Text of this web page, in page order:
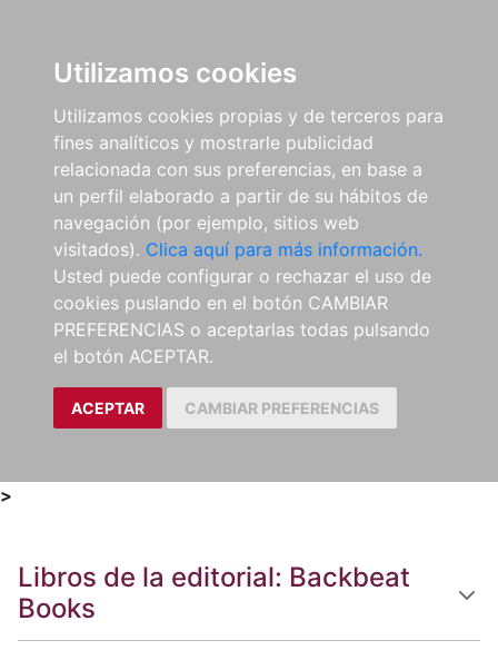
Utilizamos cookies
Utilizamos cookies propias y de terceros para
fines analíticos y mostrarle publicidad
relacionada con sus preferencias, en base a
un perfil elaborado a partir de su hábitos de
navegación (por ejemplo, sitios web
visitados). Clica aquí para más información.
Usted puede configurar o rechazar el uso de
cookies puslando en el botón CAMBIAR
PREFERENCIAS o aceptarlas todas pulsando
el botón ACEPTAR.
ACEPTAR CAMBIAR PREFERENCIAS
>
Libros de la editorial: Backbeat
Books